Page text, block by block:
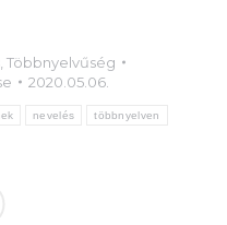
Többnyelvűség
2020.05.06.
nevelés többnyelven